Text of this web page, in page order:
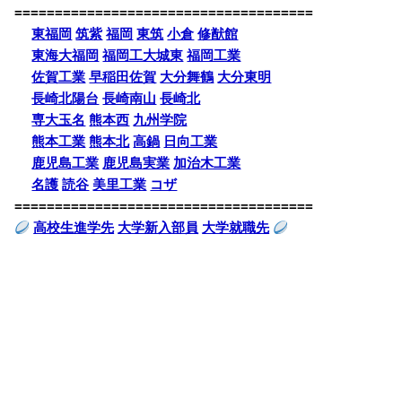
=====================================
東福岡 筑紫 福岡 東筑 小倉 修猷館
東海大福岡 福岡工大城東 福岡工業
佐賀工業 早稲田佐賀 大分舞鶴 大分東明
長崎北陽台 長崎南山 長崎北
専大玉名 熊本西 九州学院
熊本工業 熊本北 高鍋 日向工業
鹿児島工業 鹿児島実業 加治木工業
名護 読谷 美里工業 コザ
=====================================
高校生進学先 大学新入部員 大学就職先